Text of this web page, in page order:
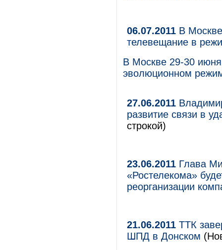
06.07.2011 В
телевещание в
В Москве 29-30
эволюционном
27.06.2011
развитие связи в
строкой)
23.06.2011 Глава
«Ростелекома»
реорганизации
21.06.2011 ТТК
ШПД в Донском